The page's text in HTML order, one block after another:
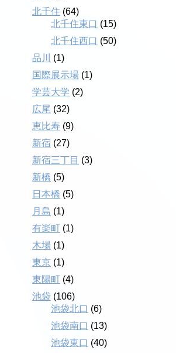
北千住 (64)
北千住東口 (15)
北千住西口 (50)
品川
(1)
国際展示場 (1)
学芸大学 (2)
広尾 (32)
恵比寿 (9)
新宿 (27)
新宿三丁目 (3)
新橋 (5)
日本橋 (5)
月島 (1)
有楽町 (1)
木場 (1)
東京 (1)
東陽町 (4)
池袋 (106)
池袋北口 (6)
池袋南口 (13)
池袋東口 (40)